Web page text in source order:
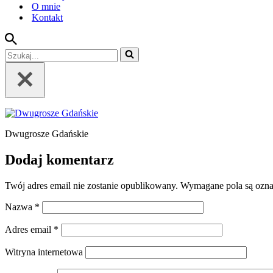
O mnie
Kontakt
Szukaj...
Dwugrosze Gdańskie
Dodaj komentarz
Twój adres email nie zostanie opublikowany. Wymagane pola są
Nazwa *
Adres email *
Witryna internetowa